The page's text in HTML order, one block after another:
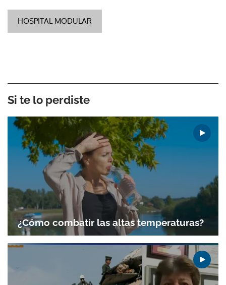
HOSPITAL MODULAR
Si te lo perdiste
¿Cómo combatir las altas temperaturas?